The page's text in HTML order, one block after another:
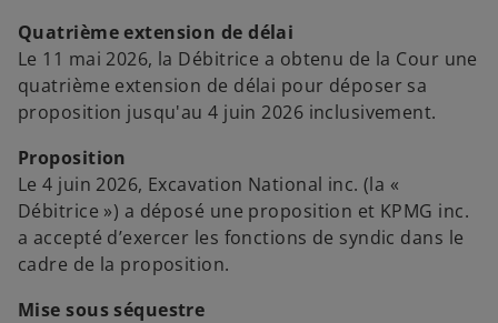
Quatrième extension de délai
Le 11 mai 2026, la Débitrice a obtenu de la Cour une
quatrième extension de délai pour déposer sa
proposition jusqu'au 4 juin 2026 inclusivement.
Proposition
Le 4 juin 2026, Excavation National inc. (la «
Débitrice ») a déposé une proposition et KPMG inc.
a accepté d’exercer les fonctions de syndic dans le
cadre de la proposition.
Mise sous séquestre